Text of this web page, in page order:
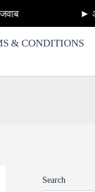
► अर्णब गोस्वामी से
& CONDITIONS
Search